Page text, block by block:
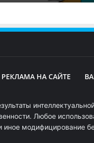
РЕКЛАМА НА САЙТЕ
Любое
иное модифицирование